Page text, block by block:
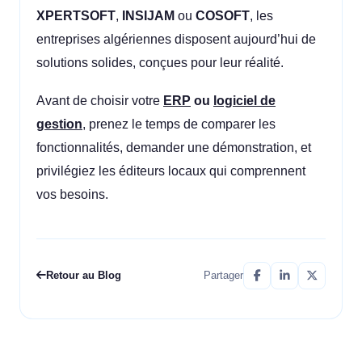
XPERTSOFT, INSIJAM ou COSOFT, les
entreprises algériennes disposent aujourd’hui de
solutions solides, conçues pour leur réalité.
Avant de choisir votre ERP ou logiciel de
gestion, prenez le temps de comparer les
fonctionnalités, demander une démonstration, et
privilégiez les éditeurs locaux qui comprennent
vos besoins.
Retour au Blog Partager